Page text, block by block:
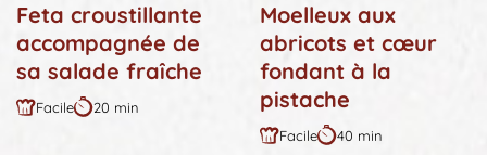
Feta croustillante
accompagnée de
sa salade fraîche
Difficulté
Facile
Durée
20 min
Moelleux aux
abricots et cœur
fondant à la
pistache
Difficulté
Facile
Durée
40 min